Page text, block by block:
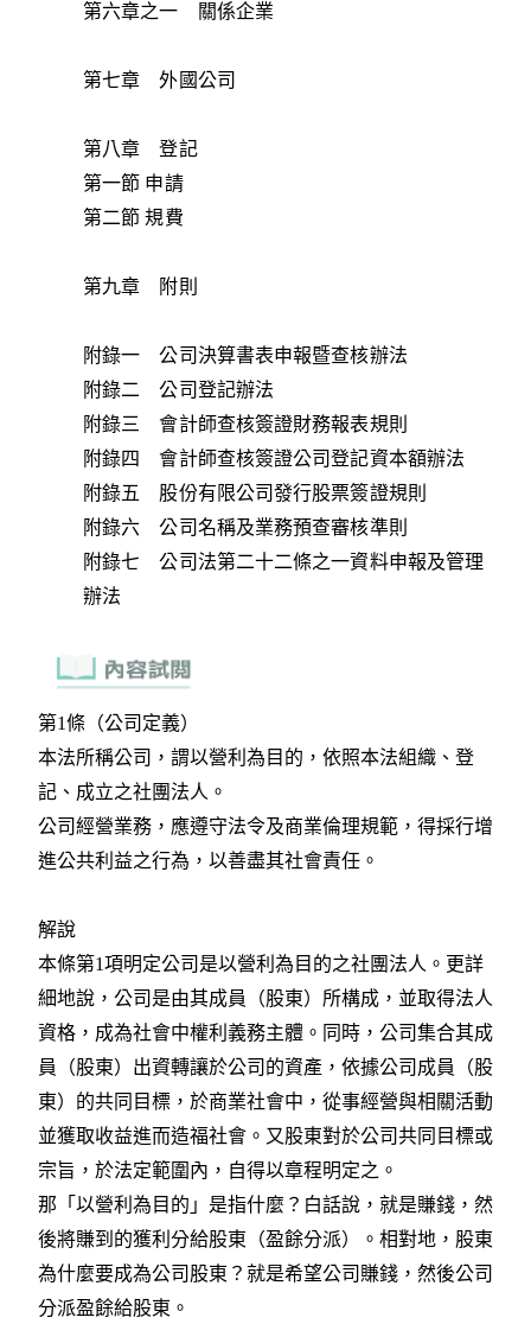
第六章之一 關係企業
第七章 外國公司
第八章 登記
第一節 申請
第二節 規費
第九章 附則
附錄一 公司決算書表申報暨查核辦法
附錄二 公司登記辦法
附錄三 會計師查核簽證財務報表規則
附錄四 會計師查核簽證公司登記資本額辦法
附錄五 股份有限公司發行股票簽證規則
附錄六 公司名稱及業務預查審核準則
附錄七 公司法第二十二條之一資料申報及管理
辦法